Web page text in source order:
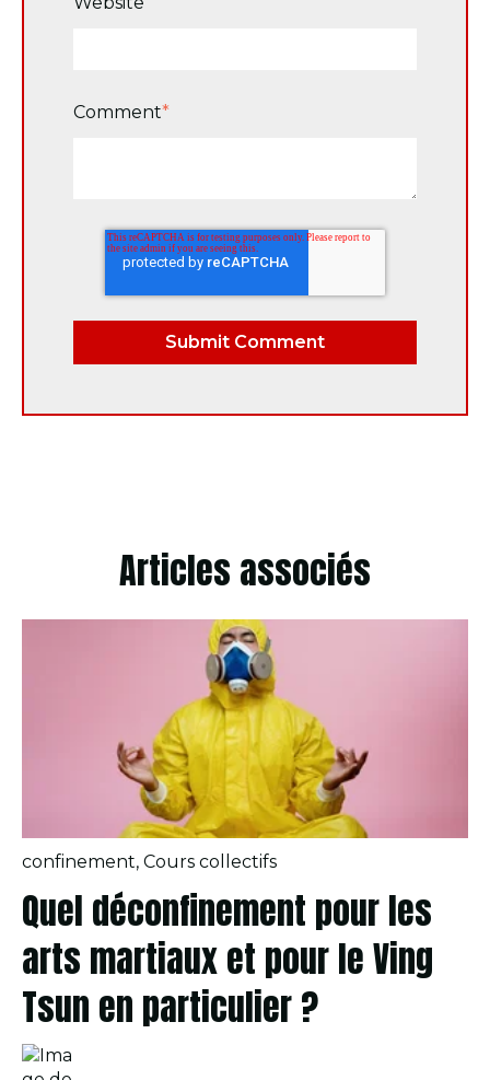
Comment*
Articles associés
confinement, Cours collectifs
Quel déconfinement pour les
arts martiaux et pour le Ving
Tsun en particulier ?